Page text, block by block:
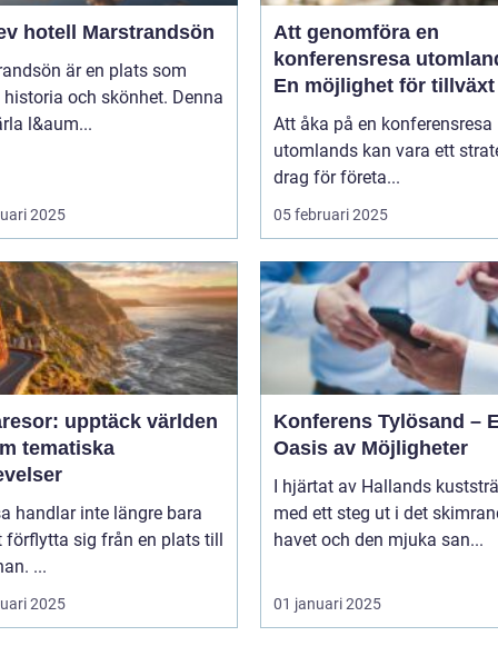
hotell Marstrandsön
är en plats som
och skönhet. Denna
l&aum...
2025
Att genomföra en
konferensresa
En möjlighet för
samarbete
Att åka på en konferensresa
utomlands kan vara ett
drag för företa...
05 februari 2025
upptäck världen
tematiska
handlar inte längre bara
förflytta sig från en plats till
...
2025
Konferens Tylösand –
Oasis av Möjligheter
I hjärtat av Hallands
med ett steg ut i det
havet och den mjuka san...
01 januari 2025